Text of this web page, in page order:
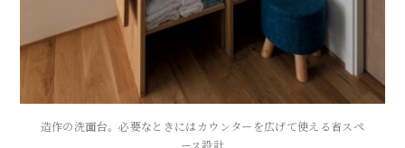
造作の洗面台。必要なときにはカウンターを広げて使える省スペ
ース設計